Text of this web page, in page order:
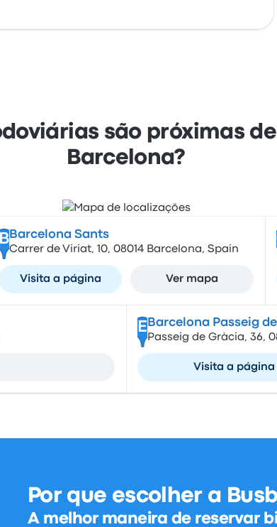
são próximas
Barcelona?
B Barcelona Sants
Carrer de Viriat, 10, 08014 Barcelona, Spain
Visita a página Ver mapa
E Barcelona Passeig
Passeig de Gràcia, 36,
Visita a página
Por que escolher a
A melhor maneira de reservar